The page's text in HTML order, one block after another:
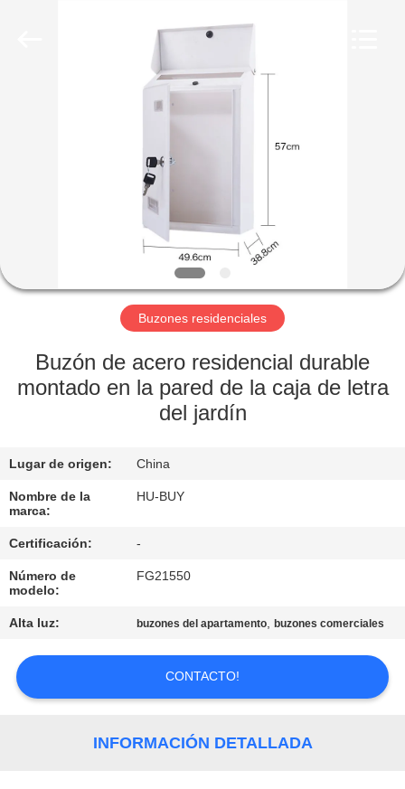
PRODUCTOS
NOSOTROS
VIAJE
FÁBRICA
DE
CALIDAD
EN
CONTACTO
CON
PIDA
Buzones residenciales
Buzón de acero residencial durable
montado en la pared de la caja de letra
del jardín
Lugar de origen: China
Nombre de la
marca:
HU-BUY
Certificación: -
Número de
modelo:
FG21550
Alta luz: buzones del apartamento,buzones comerciales
CONTACTO!
INFORMACIÓN DETALLADA